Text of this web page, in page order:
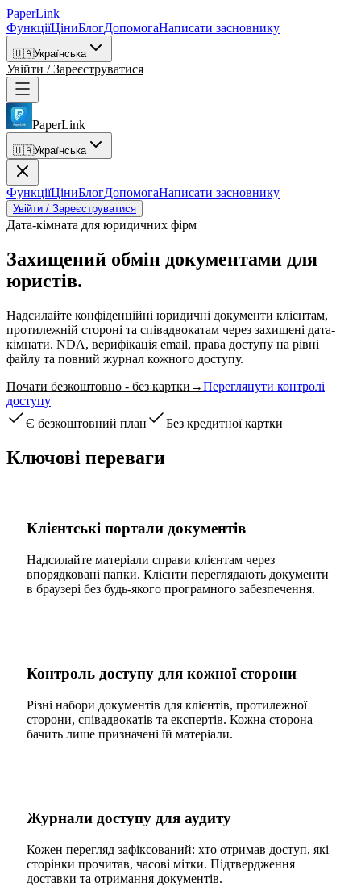
PaperLink
ФункціїЦіниБлогДопомогаНаписати засновнику
🇺🇦Українська
Увійти / Зареєструватися
PaperLink
🇺🇦Українська
ФункціїЦіниБлогДопомогаНаписати засновнику
Увійти / Зареєструватися
Дата-кімната для юридичних фірм
Захищений обмін документами для
юристів.
Надсилайте конфіденційні юридичні документи клієнтам,
протилежній стороні та співадвокатам через захищені дата-
кімнати. NDA, верифікація email, права доступу на рівні
файлу та повний журнал кожного доступу.
Почати безкоштовно - без картки →Переглянути контролі
доступу
Є безкоштовний план
Без кредитної картки
Ключові переваги
Клієнтські портали документів
Надсилайте матеріали справи клієнтам через
впорядковані папки. Клієнти переглядають документи
в браузері без будь-якого програмного забезпечення.
Контроль доступу для кожної сторони
Різні набори документів для клієнтів, протилежної
сторони, співадвокатів та експертів. Кожна сторона
бачить лише призначені їй матеріали.
Журнали доступу для аудиту
Кожен перегляд зафіксований: хто отримав доступ, які
сторінки прочитав, часові мітки. Підтвердження
доставки та отримання документів.